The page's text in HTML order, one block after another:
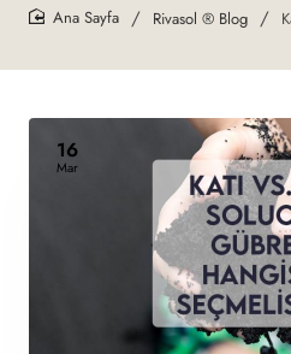
Rivasol ® Blog
16
Mar